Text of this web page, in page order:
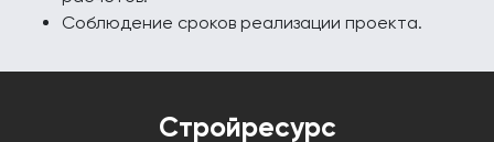
Соблюдение сроков реализации проекта.
Стройресурс